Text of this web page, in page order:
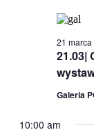
21.03|
21 marca
Galeria
10:00 am